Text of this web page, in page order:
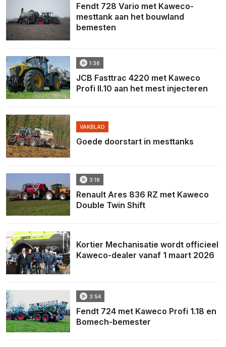
Fendt 728 Vario met Kaweco-
mesttank aan het bouwland
bemesten
1:36
JCB Fasttrac 4220 met Kaweco
Profi II.10 aan het mest injecteren
VAKBLAD
Goede doorstart in mesttanks
3:19
Renault Ares 836 RZ met Kaweco
Double Twin Shift
Kortier Mechanisatie wordt officieel
Kaweco-dealer vanaf 1 maart 2026
3:54
Fendt 724 met Kaweco Profi 1.18 en
Bomech-bemester